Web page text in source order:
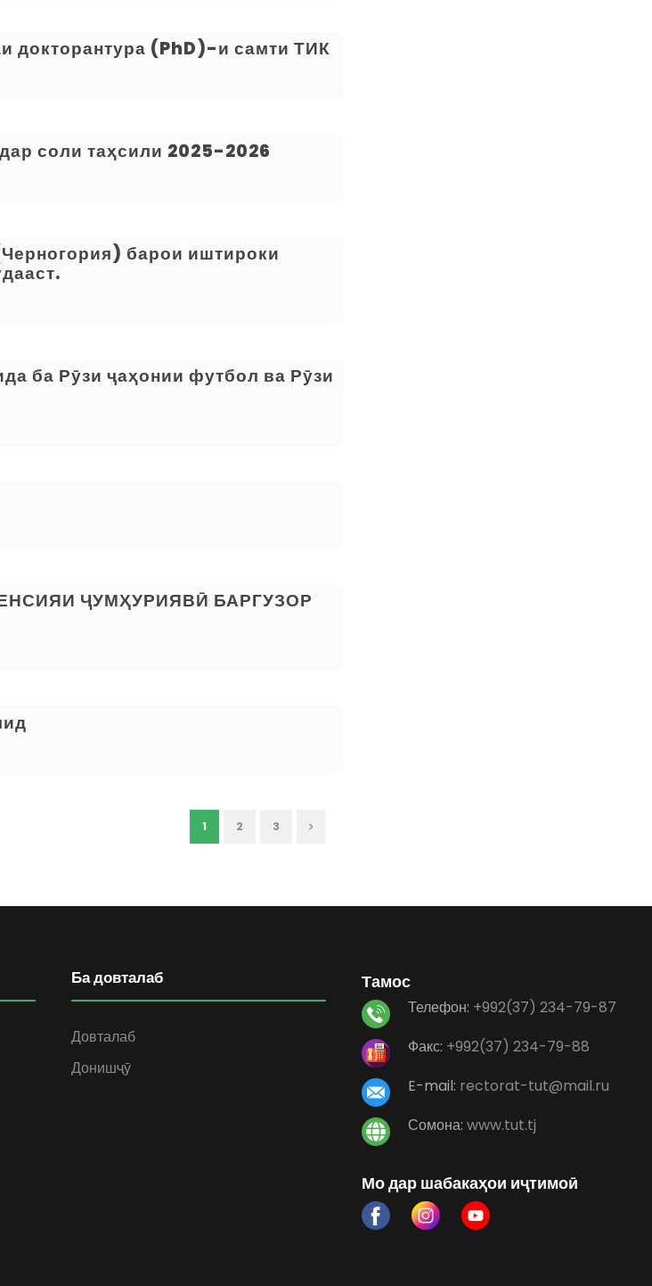
докторантура (PhD)-и самти ТИК
соли таҳсили 2025-2026
барои иштироки
ба Рӯзи ҷаҳонии футбол ва Рӯзи
ҶУМҲУРИЯВӢ БАРГУЗОР
1 2 3
Ба довталаб
Довталаб
Донишҷӯ
Тамос
Телефон: +992(37) 234-79-87
Факс: +992(37) 234-79-88
E-mail: rectorat-tut@mail.ru
Сомона: www.tut.tj
Мо дар шабакаҳои иҷтимоӣ